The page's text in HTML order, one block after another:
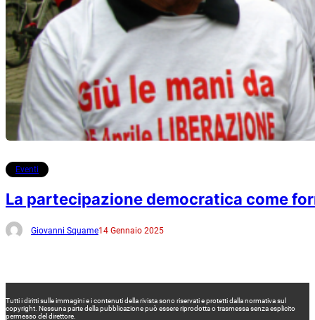
Eventi
La partecipazione democratica come
Giovanni Squame14 Gennaio 2025
Tutti i diritti sulle immagini e i contenuti della rivista sono riservati e protetti dalla normativa sul
copyright. Nessuna parte della pubblicazione può essere riprodotta o trasmessa senza esplicito
permesso del direttore.